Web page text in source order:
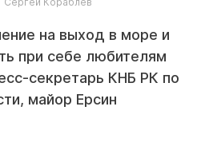
на выход в море и
при себе любителям
секретарь КНБ РК по
майор Ерсин